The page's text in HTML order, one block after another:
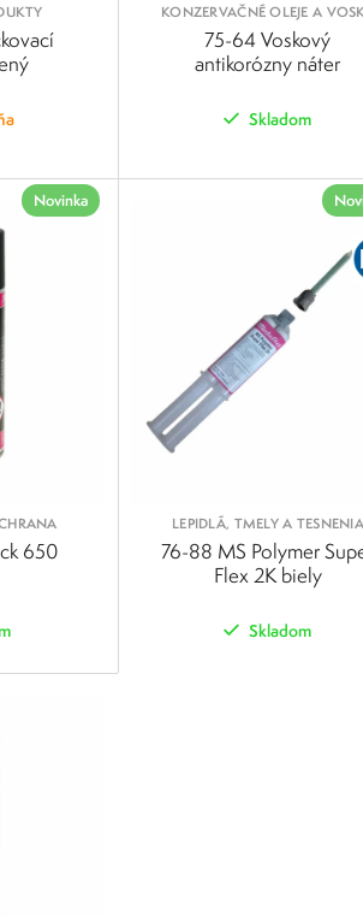
POROVNAŤ
KONZERVAČNÉ OLEJE A
75-64 Voskový
antikorózny náter
Skladom
Novinka
650
LEPIDLÁ, TMELY A TESNENIA
76-88 MS Polymer
Flex 2K biely
Skladom